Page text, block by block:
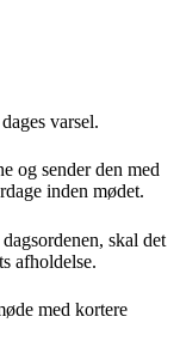
varsel.
og sender den med
inden mødet.
skal det
afholdelse.
med kortere